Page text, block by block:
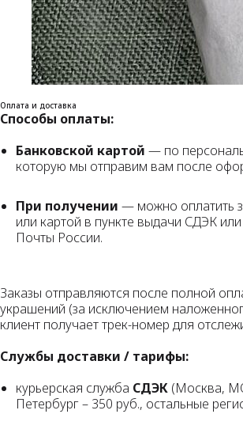
Оплата и доставка
Способы оплаты:
Банковской картой — по
которую мы отправим вам после
При получении — можно оплатить
или картой в пункте выдачи СДЭК
Почты России.
Заказы отправляются после полной
украшений (за исключением
клиент получает трек-номер для
Службы доставки / тарифы:
курьерская служба СДЭК (Москва,
Петербург – 350 руб., остальные